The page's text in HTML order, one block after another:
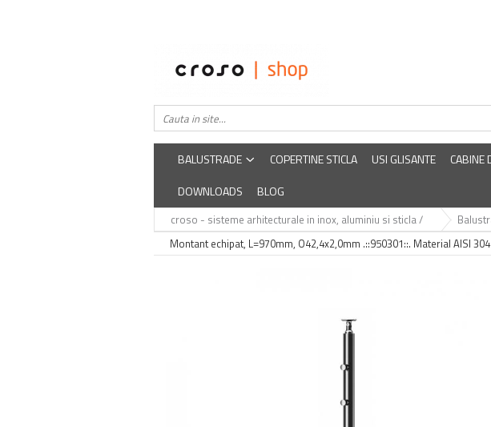
BALUSTRADE COPERTINE STICLA USI GLISANTE CABINE
DOWNLOADS
BLOG
croso - sisteme arhitecturale in inox, aluminiu si sticla /
Montant echipat, L=970mm, O42,4x2,0mm .::950301::. Material AISI